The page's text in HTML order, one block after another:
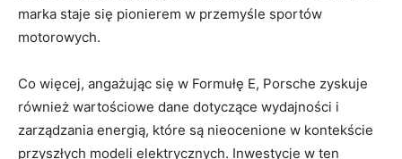
marka staje się pionierem w przemyśle sportów
motorowych.
Co więcej, angażując się w Formułę E, Porsche zyskuje
również wartościowe dane dotyczące wydajności i
zarządzania energią, które są nieocenione w kontekście
przyszłych modeli elektrycznych. Inwestycje w ten